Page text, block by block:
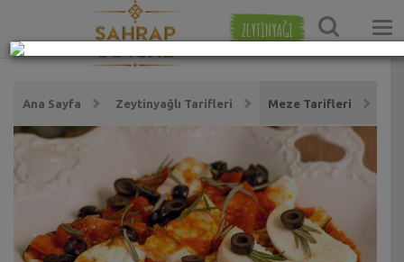
ZEYTİNYAĞI
Ana Sayfa Zeytinyağlı Tarifleri Meze Tarifleri